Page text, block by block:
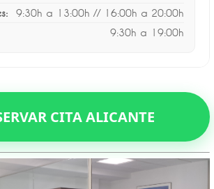
9:30h a 13:00h // 16:00h a 20:00h
9:30h a 19:00h
CITA ALICANTE